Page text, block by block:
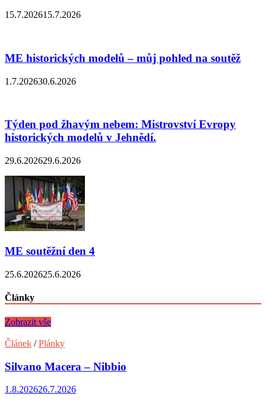
15.7.202615.7.2026
ME historických modelů – můj pohled na soutěž
1.7.202630.6.2026
Týden pod žhavým nebem: Mistrovství Evropy
historických modelů v Jehnědí.
29.6.202629.6.2026
ME soutěžní den 4
25.6.202625.6.2026
Články
Zobrazit vše
Článek /Plánky
Silvano Macera – Nibbio
1.8.202626.7.2026